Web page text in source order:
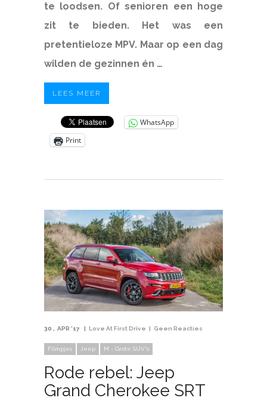
te loodsen. Of senioren een hoge
zit te bieden. Het was een
pretentieloze MPV. Maar op een dag
wilden de gezinnen én …
LEES MEER
WhatsApp
Print
30 APR '17 Love At First Drive Geen Reacties
Filmpjes Jeep M - Grote SUV's
Rode rebel: Jeep
Grand Cherokee SRT